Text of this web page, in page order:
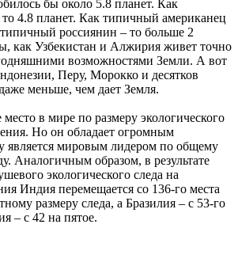
бы около 5.8 планет. Как
4.8 планет. Как типичный американец
россиянин – то больше 2
как Узбекистан и Алжирия живет точно
возможностями Земли. А вот
Перу, Морокко и десятков
меньше, чем дает Земля.
в мире по размеру экологического
Но он обладает огромным
является мировым лидером по общему
Аналогичным образом, в результате
экологического следа на
Индия перемещается со 136-го места
размеру следа, а Бразилия – с 53-го
– с 42 на пятое.